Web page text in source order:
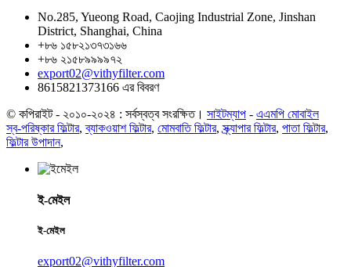
No.285, Yueong Road, Caojing Industrial Zone, Jinshan
District, Shanghai, China
+৮৬ ১৫৮২১৩৭৩১৬৬
+৮৬ ২১৫৮৯৯৯৯৭২
export02@vithyfilter.com
8615821373166 এর বিবরণ
© কপিরাইট - ২০১০-২০২৪ : সর্বস্বত্ব সংরক্ষিত। সাইটম্যাপ - এএমপি মোবাইল
স্ব-পরিষ্কার ফিল্টার,ব্যাকওয়াশ ফিল্টার, মোমবাতি ফিল্টার,স্ক্র্যাপার ফিল্টার, পাতা ফিল্টার,
ফিল্টার উপাদান,
ই-মেইল
ই-মেইল
export02@vithyfilter.com